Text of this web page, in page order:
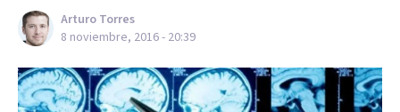
Arturo Torres
8 noviembre, 2016 - 20:39